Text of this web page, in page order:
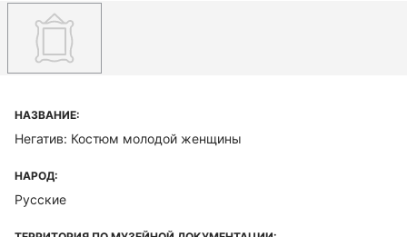
НАЗВАНИЕ:
Негатив: Костюм молодой женщины
НАРОД:
Русские